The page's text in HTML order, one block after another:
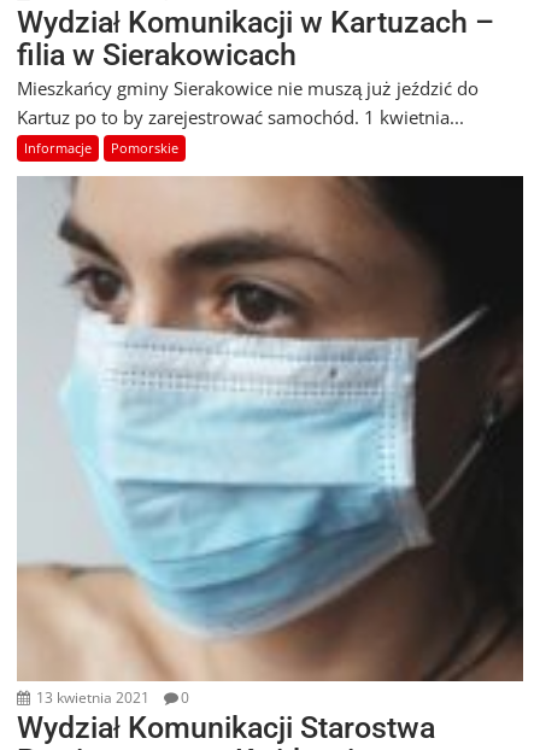
Wydział Komunikacji w Kartuzach –
filia w Sierakowicach
Mieszkańcy gminy Sierakowice nie muszą już jeździć do
Kartuz po to by zarejestrować samochód. 1 kwietnia...
Informacje Pomorskie
13 kwietnia 2021 0
Wydział Komunikacji Starostwa